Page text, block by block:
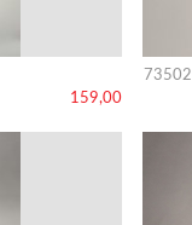
159,00
73502